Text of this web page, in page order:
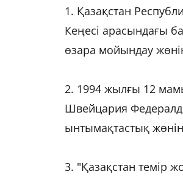
1. Қазақстан
Кеңесі арасындағы
өзара мойындау
2. 1994 жылғы 12
Швейцария
ынтымақтастық
3. "Қазақстан темір